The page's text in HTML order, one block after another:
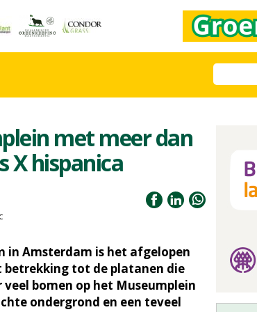
met meer dan
X hispanica
in Amsterdam is het afgelopen
tot de platanen die
bomen op het Museumplein
ondergrond en een teveel